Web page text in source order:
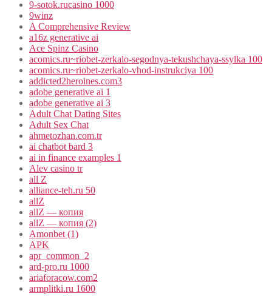
9-sotok.rucasino 1000
9winz
A Comprehensive Review
a16z generative ai
Ace Spinz Casino
acomics.ru~riobet-zerkalo-segodnya-tekushchaya-ssylka 100
acomics.ru~riobet-zerkalo-vhod-instrukciya 100
addicted2heroines.com3
adobe generative ai 1
adobe generative ai 3
Adult Chat Dating Sites
Adult Sex Chat
ahmetozhan.com.tr
ai chatbot bard 3
ai in finance examples 1
Alev casino tr
all Z
alliance-teh.ru 50
allZ
allZ — копия
allZ — копия (2)
Amonbet (1)
APK
apr_common_2
ard-pro.ru 1000
ariaforacow.com2
armplitki.ru 1600